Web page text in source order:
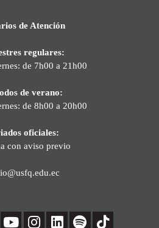
de Atención
regulares:
de 7h00 a 21h00
de verano:
de 8h00 a 20h00
oficiales:
con aviso previo